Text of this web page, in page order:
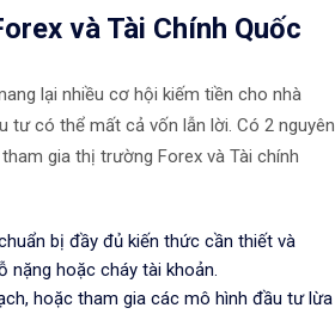
và Tài Chính Quốc
lại nhiều cơ hội kiếm tiền cho nhà
tư có thể mất cả vốn lẫn lời. Có 2 nguyên
gia thị trường Forex và Tài chính
bị đầy đủ kiến thức cần thiết và
nặng hoặc cháy tài khoản.
hoặc tham gia các mô hình đầu tư lừa